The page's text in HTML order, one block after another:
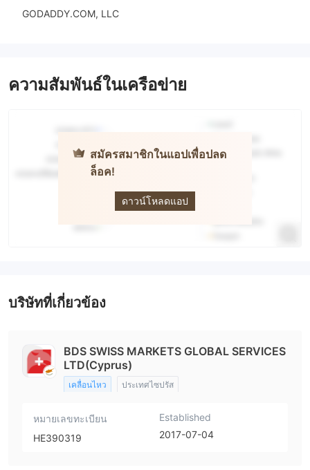
GODADDY.COM, LLC
ความสัมพันธ์ในเครือข่าย
สมัครสมาชิกในแอปเพื่อปลด
ล็อค!
ดาวน์โหลดแอป
บริษัทที่เกี่ยวข้อง
BDS SWISS MARKETS GLOBAL SERVICES
LTD(Cyprus)
เคลื่อนไหว ประเทศไซปรัส
หมายเลขทะเบียน
HE390319
Established
2017-07-04